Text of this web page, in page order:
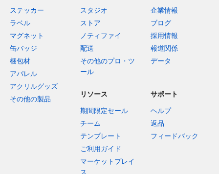
ステッカー
ラベル
マグネット
缶バッジ
梱包材
アパレル
アクリルグッズ
その他の製品
スタジオ
ストア
ノティファイ
配送
その他のプロ・ツ
ール
企業情報
ブログ
採用情報
報道関係
データ
リソース
期間限定セール
チーム
テンプレート
ご利用ガイド
マーケットプレイ
ス
サポート
ヘルプ
返品
フィードバック